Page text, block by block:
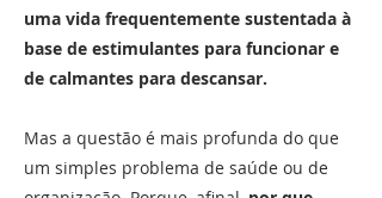
uma vida frequentemente sustentada à
base de estimulantes para funcionar e
de calmantes para descansar.
Mas a questão é mais profunda do que
um simples problema de saúde ou de